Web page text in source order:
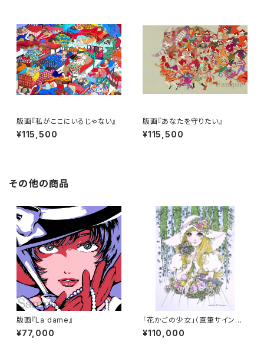
版画『私がここにいるじゃない』
¥115,500
版画『あなたを守りたい』
¥115,500
その他の商品
版画『La dame』
¥77,000
「花かごの少女」（直筆サイン入
り）
¥110,000